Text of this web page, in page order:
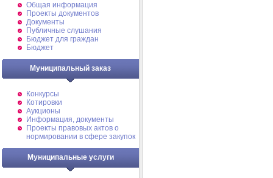
Общая информация
Проекты документов
Документы
Публичные слушания
Бюджет для граждан
Бюджет
Муниципальный заказ
Конкурсы
Котировки
Аукционы
Информация, документы
Проекты правовых актов о
нормировании в сфере закупок
Муниципальные услуги